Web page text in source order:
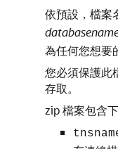
依預設，檔案
為任何您想要
您必須保護此
存取。
zip 檔案包含